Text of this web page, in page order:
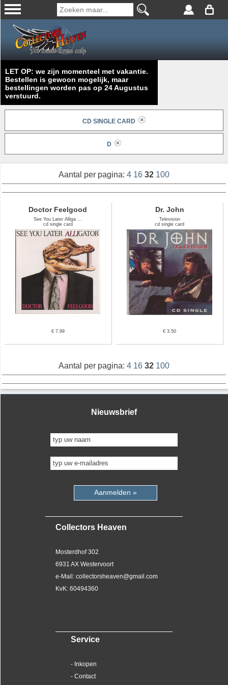
LET OP: we zijn momenteel met vakantie.
Bestellen is gewoon mogelijk, maar
bestellingen worden pas op 24 Augustus
verstuurd.
CD SINGLE CARD
D
Aantal per pagina: 4 16 32 100
Doctor Feelgood
See You Later Alliga ...
cd single card
€ 7.99
Dr. John
Television
cd single card
€ 3.50
Aantal per pagina: 4 16 32 100
Nieuwsbrief
Aanmelden »
Collectors Heaven
Mosterdhof 302
6931 AX Westervoort
e-Mail: collectorsheaven@gmail.com
KvK: 60494360
Service
- Inkopen
- Contact